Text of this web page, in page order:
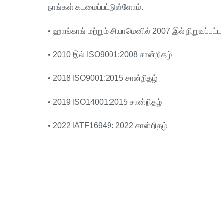
நாங்கள் கடமைப்பட்டுள்ளோம்.
• ஹாங்காங் மற்றும் சியாமெனில் 2007 இல்
• 2010 இல் ISO9001:2008 சான்றிதழ்
• 2018 ISO9001:2015 சான்றிதழ்
• 2019 ISO14001:2015 சான்றிதழ்
• 2022 IATF16949: 2022 சான்றிதழ்